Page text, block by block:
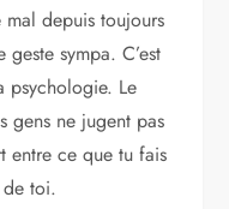
depuis toujours
sympa. C’est
psychologie. Le
gens ne jugent pas
entre ce que tu fais
de toi.